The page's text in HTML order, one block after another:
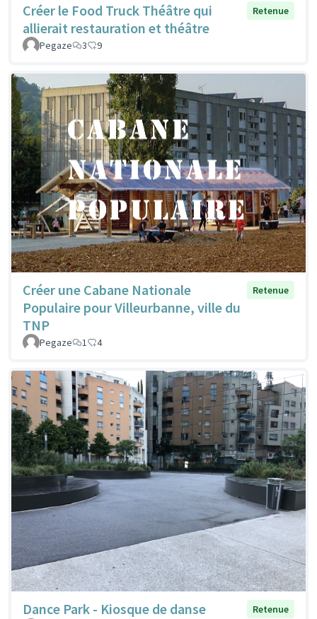
Créer le Food Truck Théâtre qui
allierait restauration et théâtre
Retenue
Pegaze 3 9
Créer une Cabane Nationale
Populaire pour Villeurbanne, ville du
TNP
Retenue
Pegaze 1 4
Dance Park - Kiosque de danse
Retenue